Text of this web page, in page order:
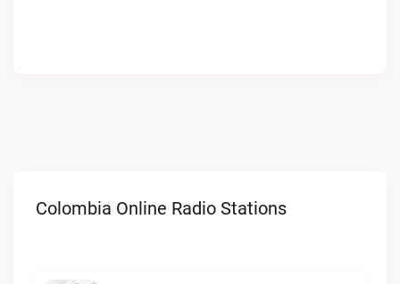
Colombia Online Radio Stations